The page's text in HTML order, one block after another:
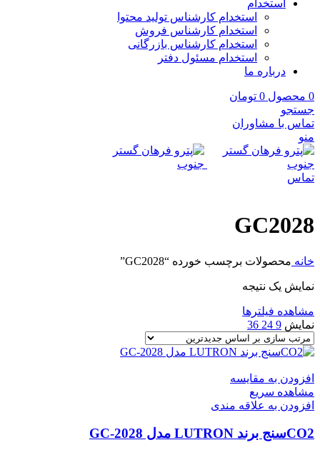
استخدام
استخدام کارشناس تولید محتوا
استخدام کارشناس فروش
استخدام کارشناس بازرگانی
استخدام مسئول دفتر
درباره ما
0 محصول 0 تومان
جستجو
تماس با مشاوران
منو
تماس
GC2028
خانه محصولات برچسب خورده “GC2028”
نمایش یک نتیجه
مشاهده فیلترها
نمایش 9
24
36
افزودن به مقایسه
مشاهده سریع
افزودن به علاقه مندی
CO2سنج برند LUTRON مدل GC-2028